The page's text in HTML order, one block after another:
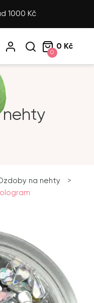
1000 Kč
0
0 Kč
nehty
na nehty
>